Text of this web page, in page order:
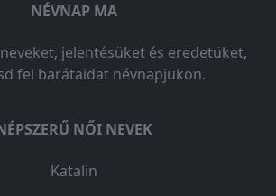
NÉVNAP MA
jelentésüket és eredetüket,
fel barátaidat névnapjukon.
NŐI NEVEK
Katalin